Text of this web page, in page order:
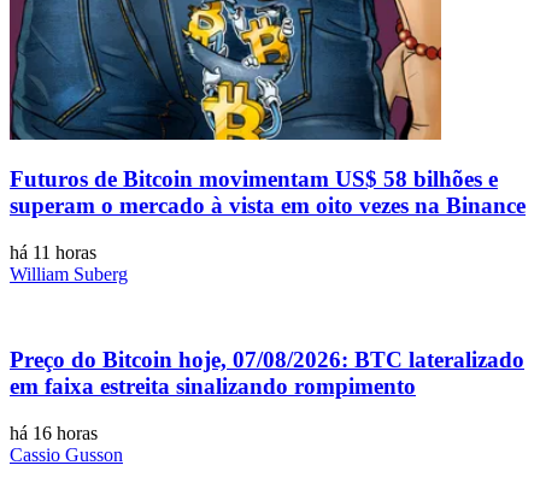
Futuros de Bitcoin movimentam US$ 58 bilhões e
superam o mercado à vista em oito vezes na Binance
há 11 horas
William Suberg
Preço do Bitcoin hoje, 07/08/2026: BTC lateralizado
em faixa estreita sinalizando rompimento
há 16 horas
Cassio Gusson